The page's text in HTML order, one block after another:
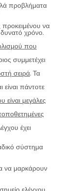
προβλήματα
προκειμένου να
χρόνο.
που
συμμετέχει
σειρά. Τα
πάντοτε
είναι μεγάλες
έχει
σύστημα
να μαρκάρουν